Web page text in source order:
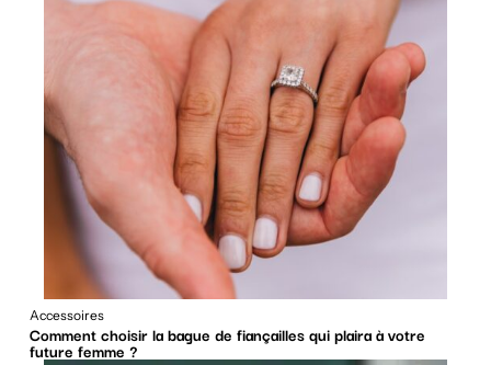
Accessoires
Comment choisir la bague de fiançailles qui plaira à votre
future femme ?